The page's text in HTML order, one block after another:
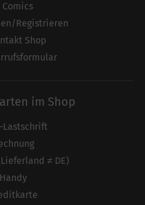
Comics
Registrieren
Shop
im Shop
Lastschrift
≠ DE)
Handy